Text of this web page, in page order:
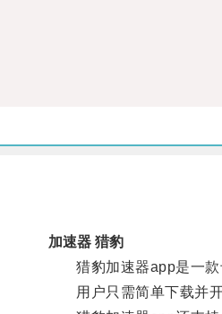
加速器 猎豹
猎豹加速器app是一款专
用户只需简单下载并开